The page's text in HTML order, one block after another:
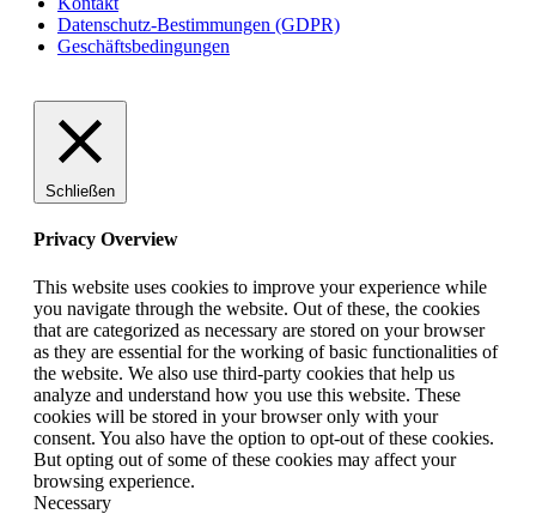
Datenschutz-Bestimmungen (GDPR)
Geschäftsbedingungen
Schließen
Privacy Overview
This website uses cookies to improve your experience while
you navigate through the website. Out of these, the cookies
that are categorized as necessary are stored on your browser
as they are essential for the working of basic functionalities of
the website. We also use third-party cookies that help us
analyze and understand how you use this website. These
cookies will be stored in your browser only with your
consent. You also have the option to opt-out of these cookies.
But opting out of some of these cookies may affect your
browsing experience.
Necessary